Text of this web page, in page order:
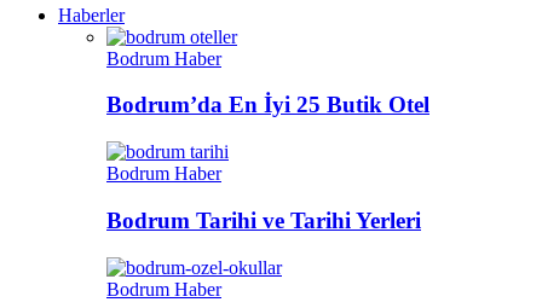
Haberler
Bodrum Haber
Bodrum’da En İyi 25 Butik Otel
Bodrum Haber
Bodrum Tarihi ve Tarihi Yerleri
Bodrum Haber